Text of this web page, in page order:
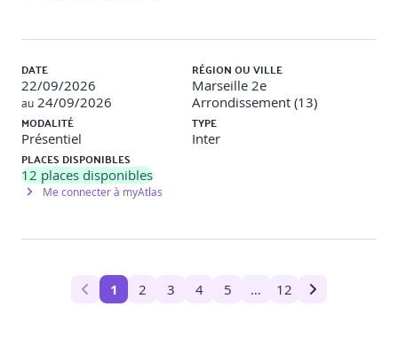
5 - Vulnérabilités courantes des applications web
Le guide pratique ASVS.
Un écosystème d’outils open source.
OWASP Top 10 : Broken Access Control,
Cryptographic Failures, Injection (ex. SQL Injection),..
Travaux pratiques Exploitation simple d’une faille SQL
6 - Vulnérabilités spécifiques aux applications
DATE
22/09/2026
au 24/09/2026
RÉGION OU VILLE
Marseille 2e
Arrondissement (13)
MODALITÉ
Présentiel
TYPE
Inter
PLACES DISPONIBLES
12 places disponibles
Me connecter à myAtlas
1 2 3 4 5 … 12